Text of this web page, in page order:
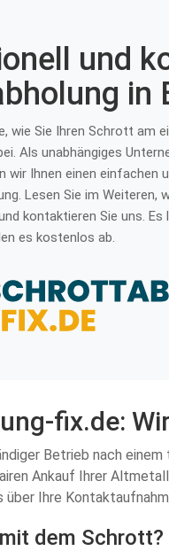
und
in
wie Sie Ihren Schrott am
Als unabhängiges
wir Ihnen einen einfachen
Lesen Sie im Weiteren,
kontaktieren Sie uns. Es
es kostenlos ab.
fix.de:
Betrieb nach
Ankauf Ihrer
über Ihre
dem Schrott?